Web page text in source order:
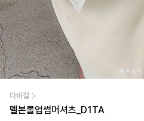
다바걸
멜본롤업썸머셔츠_D1TA